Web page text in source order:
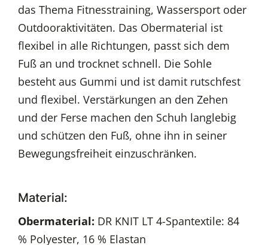
das Thema Fitnesstraining, Wassersport oder
Outdooraktivitäten. Das Obermaterial ist
flexibel in alle Richtungen, passt sich dem
Fuß an und trocknet schnell. Die Sohle
besteht aus Gummi und ist damit rutschfest
und flexibel. Verstärkungen an den Zehen
und der Ferse machen den Schuh langlebig
und schützen den Fuß, ohne ihn in seiner
Bewegungsfreiheit einzuschränken.
Material:
Obermaterial: DR KNIT LT 4-Spantextile: 84
% Polyester, 16 % Elastan